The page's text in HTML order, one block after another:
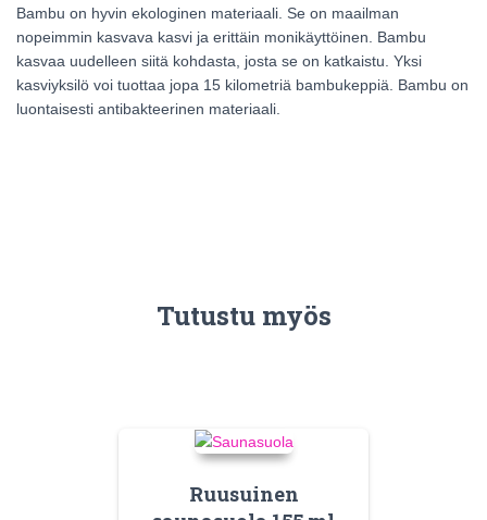
Bambu on hyvin ekologinen materiaali. Se on maailman
nopeimmin kasvava kasvi ja erittäin monikäyttöinen. Bambu
kasvaa uudelleen siitä kohdasta, josta se on katkaistu. Yksi
kasviyksilö voi tuottaa jopa 15 kilometriä bambukeppiä. Bambu on
luontaisesti antibakteerinen materiaali.
Tutustu myös
Ruusuinen